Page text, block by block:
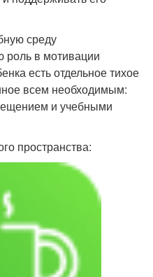
среду
роль в мотивации
есть отдельное тихое
всем необходимым:
и учебными
пространства: